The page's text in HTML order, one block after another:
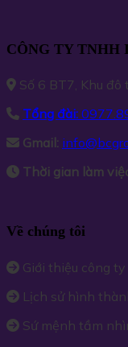
CÔNG TY TNHH
Số 6 BT7, Khu
Tổng đài:
Gmail:
Thời gian làm
Về chúng tôi
Giới thiệu công ty
Lịch sử hình
Sứ mệnh tầm